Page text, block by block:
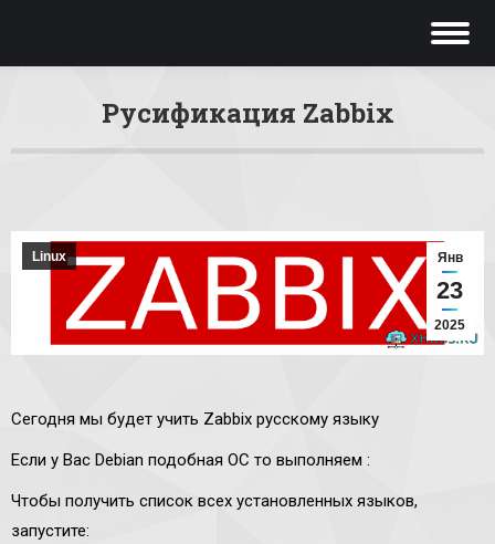
Русификация Zabbix
Янв
23
2025
Linux
Сегодня мы будет учить Zabbix русскому языку
Если у Вас Debian подобная ОС то выполняем :
Чтобы получить список всех установленных языков,
запустите: